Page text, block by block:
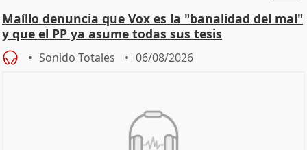
Maíllo denuncia que Vox es la "banalidad del mal"
y que el PP ya asume todas sus tesis
Sonido Totales 06/08/2026